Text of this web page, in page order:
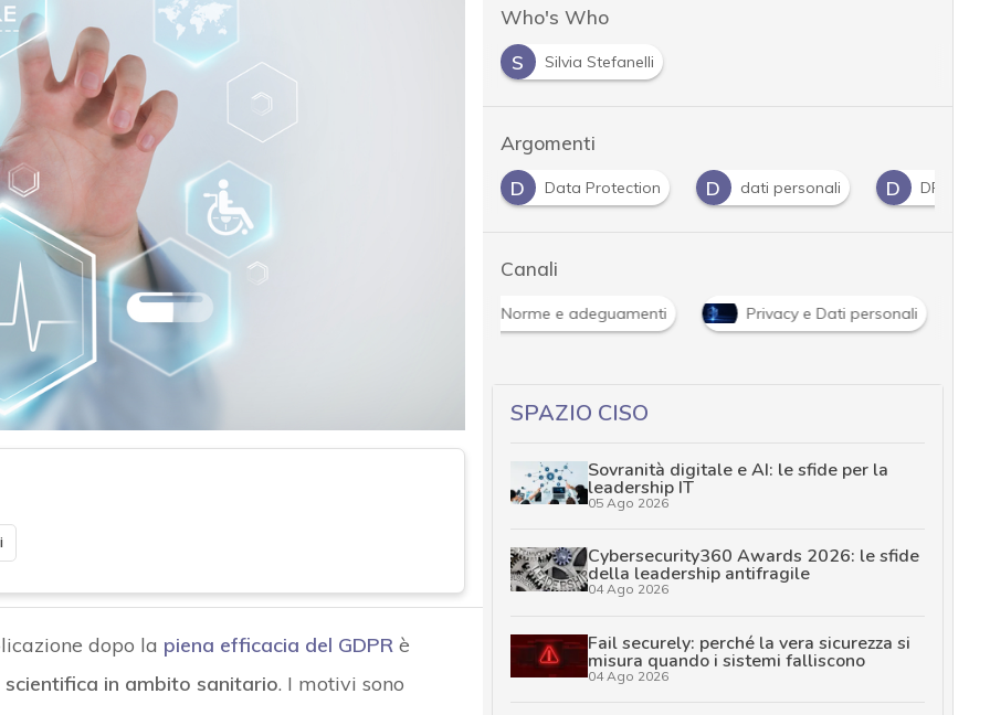
dopo la piena efficacia del GDPRè
scientifica in ambito sanitario. I motivi sono
Who's Who
S
Silvia Stefanelli
Argomenti
D Data Protection D dati personali D DPIA
Canali
Norme e adeguamenti Privacy e Dati personali
SPAZIO CISO
Sovranità digitale e AI: le sfide per la
leadership IT
05 Ago 2026
Cybersecurity360 Awards 2026: le sfide
della leadership antifragile
04 Ago 2026
Fail securely: perché la vera sicurezza si
misura quando i sistemi falliscono
04 Ago 2026